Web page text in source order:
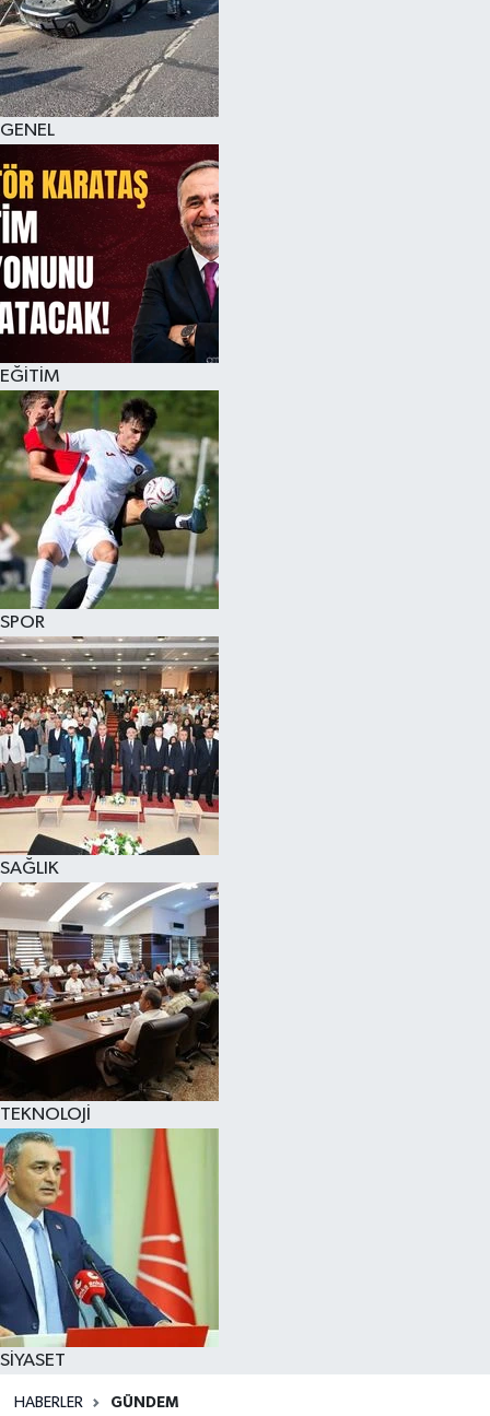
GENEL
EĞİTİM
SPOR
SAĞLIK
TEKNOLOJİ
SİYASET
HABERLER GÜNDEM
KÜLTÜR SANAT
MAGAZİN
SAĞLIK
SİYASET
SPOR
TEKNOLOJİ
VİZYONDAKİLER
YAŞAM